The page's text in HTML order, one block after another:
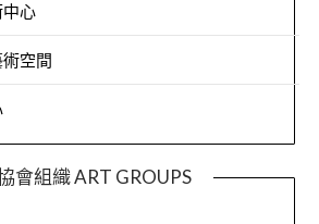
心
空間
會組織 ART GROUPS